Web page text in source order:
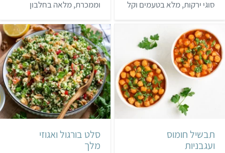
ו
ך
סוגי ירקות, מלא בטעמים וקל
עשירה בחלבון בהשוואה
לדגנים כמו אורז וחיטה. קראו
עוד על הקשר בין בריאות
ותזונה.
ו
וממכרת, מלאה בחלבון
קל שעה ו-5 דקות
תבשיל חומוס
ועגבניות
קל 15 דקות
4 מנות
סלט בורגול ואגוזי
מלך